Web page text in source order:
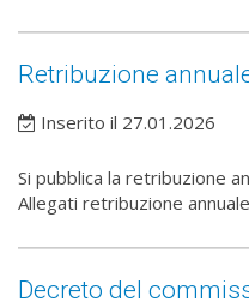
Retribuzione
Inserito il 27.01.2026
Si pubblica la retribuzione
Allegati retribuzione
Decreto del